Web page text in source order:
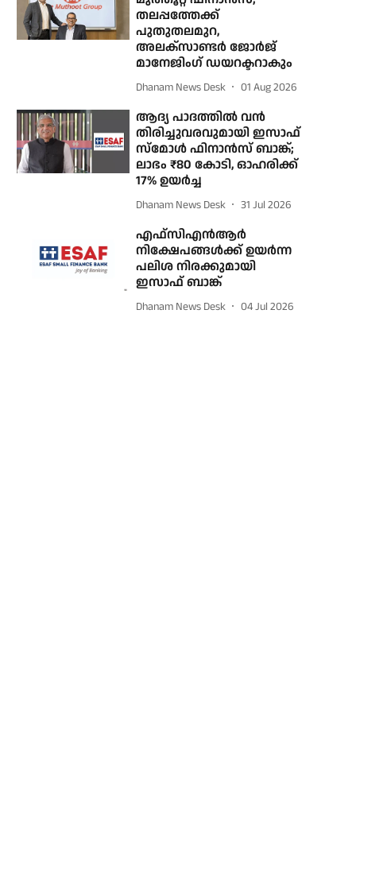
തലപ്പത്തേക്ക്
പുതുതലമുറ,
അലക്‌സാണ്ടര്‍ ജോര്‍ജ്
മാനേജിംഗ് ഡയറക്ടറാകും
Dhanam News Desk 01 Aug 2026
ആദ്യ പാദത്തില്‍ വന്‍
തിരിച്ചുവരവുമായി ഇസാഫ്
സ്‌മോള്‍ ഫിനാന്‍സ് ബാങ്ക്;
ലാഭം ₹80 കോടി, ഓഹരിക്ക്
17% ഉയര്‍ച്ച
Dhanam News Desk 31 Jul 2026
എഫ്‌സിഎൻആർ
നിക്ഷേപങ്ങൾക്ക് ഉയർന്ന
പലിശ നിരക്കുമായി
ഇസാഫ് ബാങ്ക്
Dhanam News Desk 04 Jul 2026